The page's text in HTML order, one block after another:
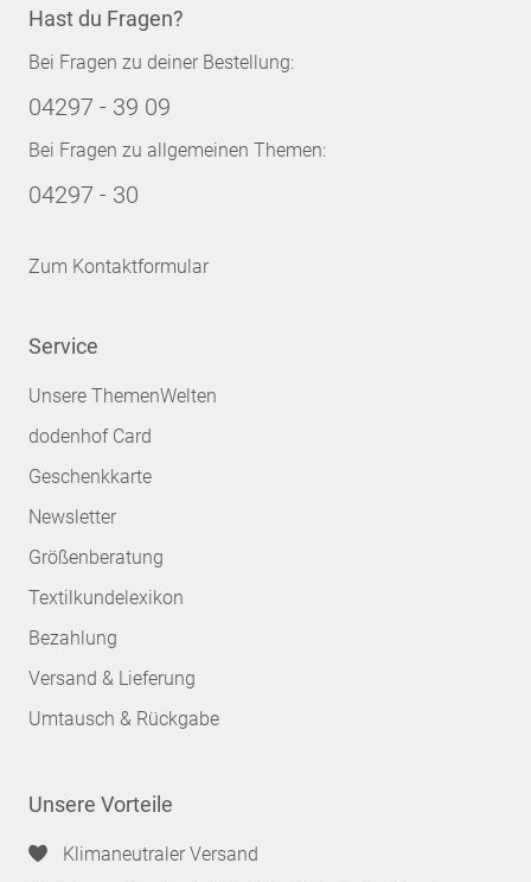
Hast du Fragen?
Bei Fragen zu deiner Bestellung:
04297 - 39 09
Bei Fragen zu allgemeinen Themen:
04297 - 30
Zum Kontaktformular
Service
Unsere ThemenWelten
dodenhof Card
Geschenkkarte
Newsletter
Größenberatung
Textilkundelexikon
Bezahlung
Versand & Lieferung
Umtausch & Rückgabe
Unsere Vorteile
Klimaneutraler Versand